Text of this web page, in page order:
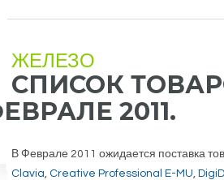
ЖЕЛЕЗО
СПИСОК
2011.
В Феврале 2011 ожидается поставка
Clavia, Creative Professional E-MU,